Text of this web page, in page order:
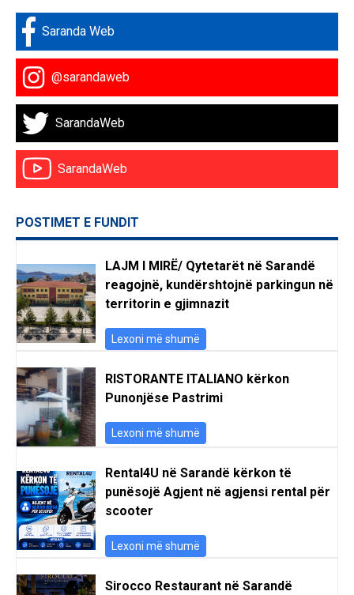
Saranda Web
@sarandaweb
SarandaWeb
SarandaWeb
POSTIMET E FUNDIT
LAJM I MIRË/ Qytetarët në Sarandë
reagojnë, kundërshtojnë parkingun në
territorin e gjimnazit
Lexoni më shumë
RISTORANTE ITALIANO kërkon
Punonjëse Pastrimi
Lexoni më shumë
Rental4U në Sarandë kërkon të
punësojë Agjent në agjensi rental për
scooter
Lexoni më shumë
Sirocco Restaurant në Sarandë